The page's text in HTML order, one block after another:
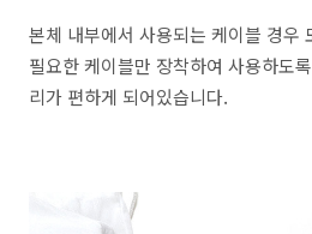
본체 내부에서 사용되는 케이블 경우
필요한 케이블만 장착하여 사용하도
리가 편하게 되어있습니다.